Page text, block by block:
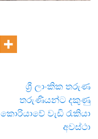
ශ්‍රී ලාංකික තරුණ
තරුණියන්ට දකුණු
කොරියාවේ වැඩි රැකියා
අවස්ථා